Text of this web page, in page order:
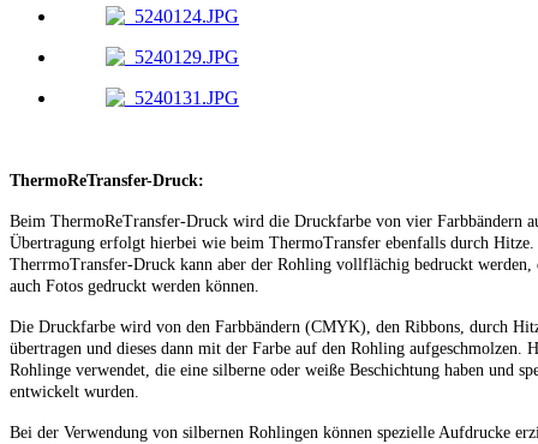
ThermoReTransfer-Druck:
Beim ThermoReTransfer-Druck wird die Druckfarbe von vier Farbbändern
Übertragung erfolgt hierbei wie beim ThermoTransfer ebenfalls durch Hitze.
TherrmoTransfer-Druck kann aber der Rohling vollflächig bedruckt werden,
auch Fotos gedruckt werden können.
Die Druckfarbe wird von den Farbbändern (CMYK), den Ribbons, durch
übertragen und dieses dann mit der Farbe auf den Rohling aufgeschmolzen.
Rohlinge verwendet, die eine silberne oder weiße Beschichtung haben und
entwickelt wurden.
Bei der Verwendung von silbernen Rohlingen können spezielle Aufdrucke